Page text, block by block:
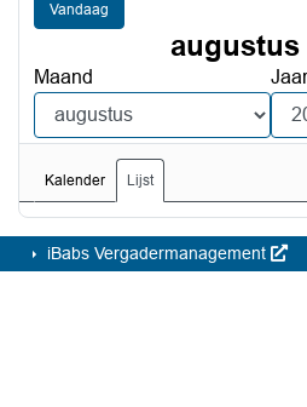
Vandaag
augustus
Maand Jaar
Kalender Lijst
iBabs Vergadermanagement